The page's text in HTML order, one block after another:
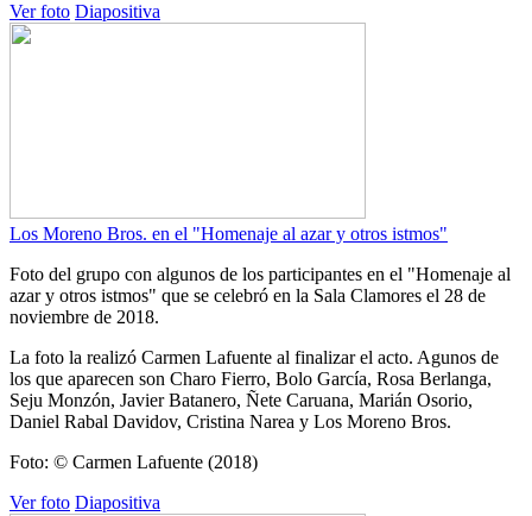
Ver foto Diapositiva
Los Moreno Bros. en el "Homenaje al azar y otros istmos"
Foto del grupo con algunos de los participantes en el "Homenaje al
azar y otros istmos" que se celebró en la Sala Clamores el 28 de
noviembre de 2018.
La foto la realizó Carmen Lafuente al finalizar el acto. Agunos de
los que aparecen son Charo Fierro, Bolo García, Rosa Berlanga,
Seju Monzón, Javier Batanero, Ñete Caruana, Marián Osorio,
Daniel Rabal Davidov, Cristina Narea y Los Moreno Bros.
Foto: © Carmen Lafuente (2018)
Ver foto Diapositiva